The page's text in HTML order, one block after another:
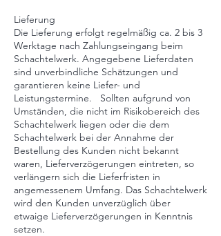
Lieferung
Die Lieferung erfolgt regelmäßig ca. 2 bis 3
Werktage nach Zahlungseingang beim
Schachtelwerk. Angegebene Lieferdaten
sind unverbindliche Schätzungen und
garantieren keine Liefer- und
Leistungstermine. Sollten aufgrund von
Umständen, die nicht im Risikobereich des
Schachtelwerk liegen oder die dem
Schachtelwerk bei der Annahme der
Bestellung des Kunden nicht bekannt
waren, Lieferverzögerungen eintreten, so
verlängern sich die Lieferfristen in
angemessenem Umfang. Das Schachtelwerk
wird den Kunden unverzüglich über
etwaige Lieferverzögerungen in Kenntnis
setzen.